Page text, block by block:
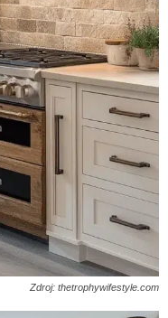
Zdroj: thetrophywifestyle.com